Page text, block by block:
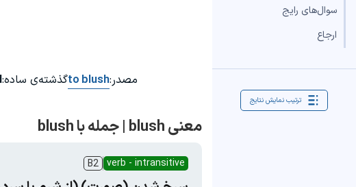
سوال‌های رایج
ارجاع
ترتیب نمایش نتایج
مصدر:to blushگذشته‌ی ساده:
معنی blush | جمله با blush
verb - intransitive
B2